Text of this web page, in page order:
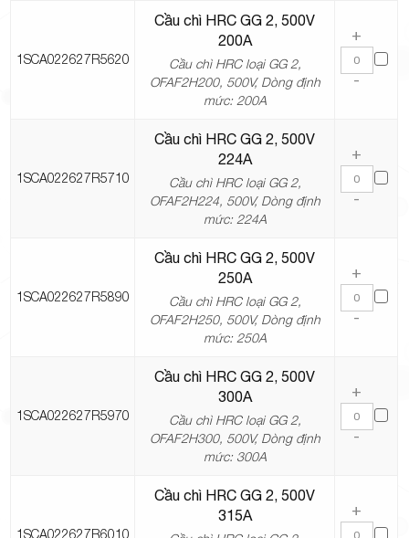
1SCA022627R5620
Cầu chì HRC GG 2, 500V
200A
Cầu chì HRC loại GG 2,
OFAF2H200, 500V, Dòng định
mức: 200A
+
-
1SCA022627R5710
Cầu chì HRC GG 2, 500V
224A
Cầu chì HRC loại GG 2,
OFAF2H224, 500V, Dòng định
mức: 224A
+
-
1SCA022627R5890
Cầu chì HRC GG 2, 500V
250A
Cầu chì HRC loại GG 2,
OFAF2H250, 500V, Dòng định
mức: 250A
+
-
1SCA022627R5970
Cầu chì HRC GG 2, 500V
300A
Cầu chì HRC loại GG 2,
OFAF2H300, 500V, Dòng định
mức: 300A
+
-
1SCA022627R6010
Cầu chì HRC GG 2, 500V
315A
+